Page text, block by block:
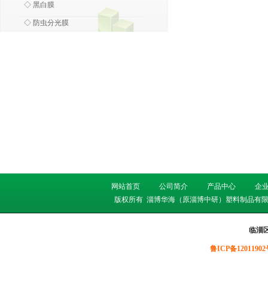
◇ 黑白膜
◇ 防虫分光膜
网站首页 公司简介 产品中心
企
版权所有 淄博华海（原淄博中研）塑料制品有
临淄
鲁ICP备